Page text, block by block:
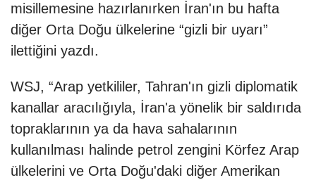
misillemesine hazırlanırken İran'ın bu hafta
diğer Orta Doğu ülkelerine “gizli bir uyarı”
ilettiğini yazdı.
WSJ, “Arap yetkililer, Tahran'ın gizli diplomatik
kanallar aracılığıyla, İran'a yönelik bir saldırıda
topraklarının ya da hava sahalarının
kullanılması halinde petrol zengini Körfez Arap
ülkelerini ve Orta Doğu'daki diğer Amerikan